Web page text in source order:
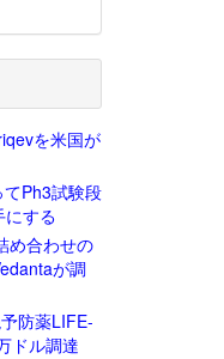
を米国が
Ph3試験段
にする
め合わせの
が調
防薬LIFE-
ドル調達